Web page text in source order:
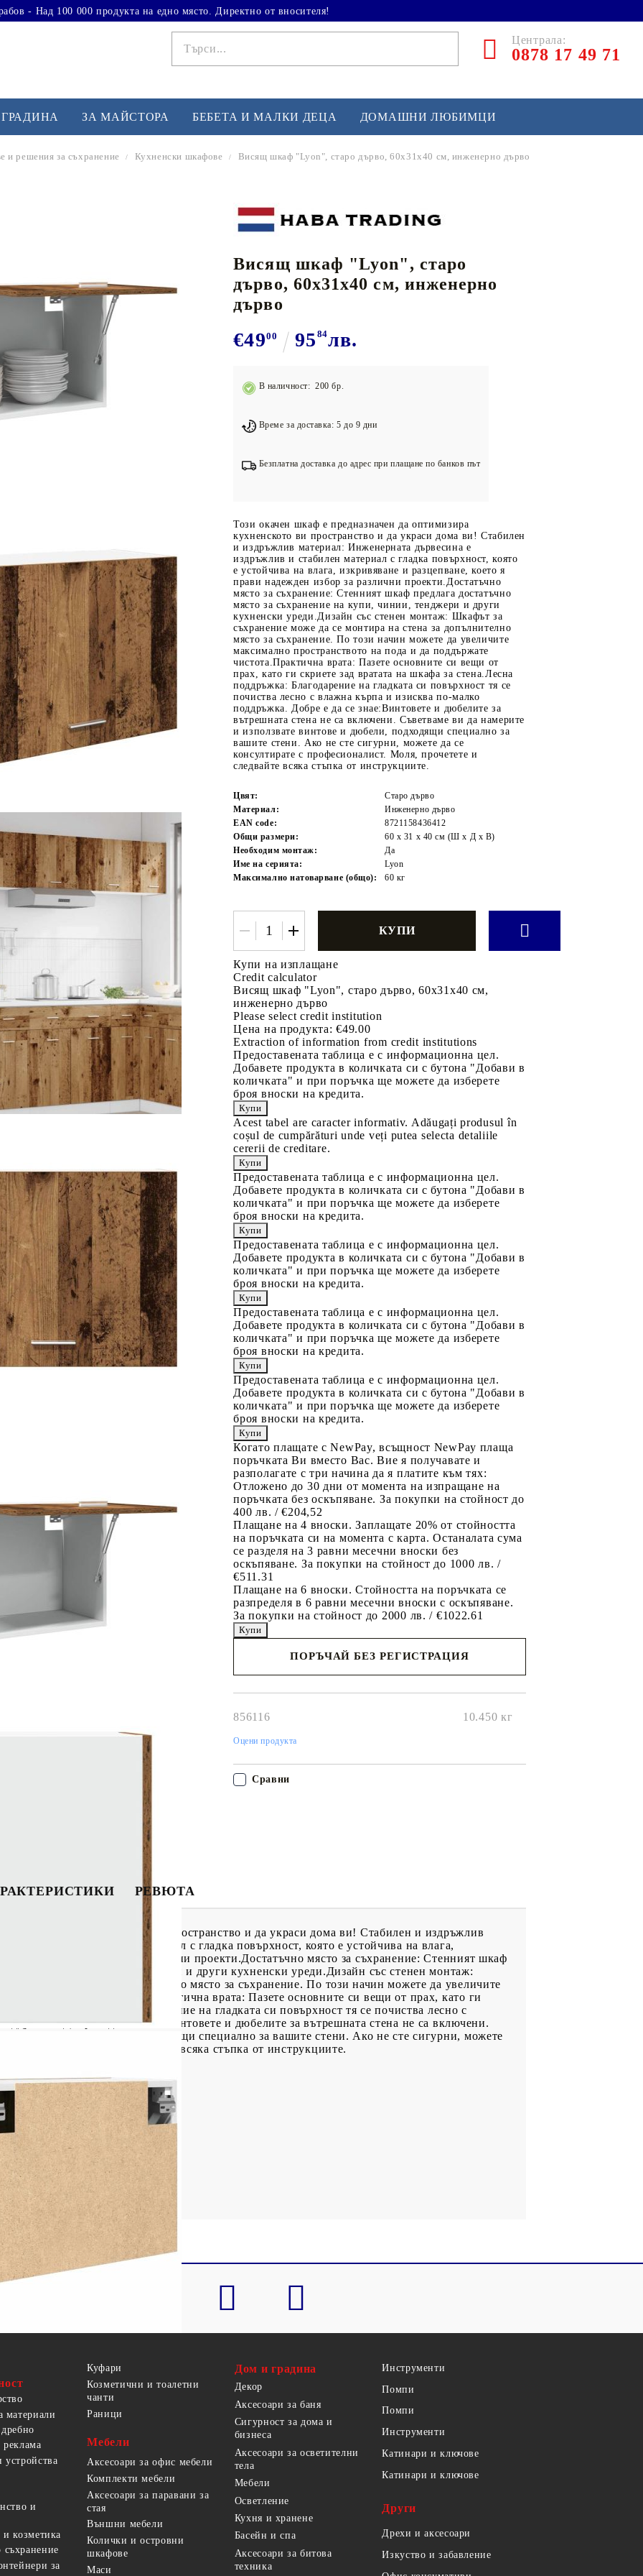
- Над 100 000 продукта на едно място. Директно от вносителя!
Централа:
0878 17 49 71
Лежанки за упражнения
Тренажори за баланс
Подложки за фитнес уреди
Лостове за набиране
Силови кули
Йога и пилатес
Баскетбол
Бейзбол и софтбол
Хокей и лакрос
Волейбол
ЗА МАЙСТОРА БЕБЕТА И МАЛКИ ДЕЦА ДОМАШНИ ЛЮБИМЦИ
и решения за съхранение Кухненски шкафове Висящ шкаф "Lyon", старо дърво, 60x31x40 см, инженерно дърво
Висящ шкаф "Lyon", старо
дърво, 60x31x40 см, инженерно
дърво
€4900 95 84лв.
В наличност: 200 бр.
Време за доставка: 5 до 9 дни
Безплатна доставка до адрес при плащане по банков път
Този окачен шкаф е предназначен да оптимизира
кухненското ви пространство и да украси дома ви! Стабилен
и издръжлив материал: Инженерната дървесина е
издръжлив и стабилен материал с гладка повърхност, която
е устойчива на влага, изкривяване и разцепване, което я
прави надежден избор за различни проекти.Достатъчно
място за съхранение: Стенният шкаф предлага достатъчно
място за съхранение на купи, чинии, тенджери и други
кухненски уреди.Дизайн със стенен монтаж: Шкафът за
съхранение може да се монтира на стена за допълнително
място за съхранение. По този начин можете да увеличите
максимално пространството на пода и да поддържате
чистота.Практична врата: Пазете основните си вещи от
прах, като ги скриете зад вратата на шкафа за стена.Лесна
поддръжка: Благодарение на гладката си повърхност тя се
почиства лесно с влажна кърпа и изисква по-малко
поддръжка. Добре е да се знае:Винтовете и дюбелите за
вътрешната стена не са включени. Съветваме ви да намерите
и използвате винтове и дюбели, подходящи специално за
вашите стени. Ако не сте сигурни, можете да се
консултирате с професионалист. Моля, прочетете и
следвайте всяка стъпка от инструкциите.
Цвят:
Старо дърво
Материал:
Инженерно дърво
EAN code:
8721158436412
Общи размери:
60 x 31 x 40 см (Ш x Д x В)
Необходим монтаж:
Да
Име на серията:
Lyon
Максимално натоварване (общо):
60 кг
Купи на изплащане
Credit calculator
Висящ шкаф "Lyon", старо дърво, 60x31x40 см,
инженерно дърво
Please select credit institution
Цена на продукта: €49.00
Extraction of information from credit institutions
Предоставената таблица е с информационна цел.
Добавете продукта в количката си с бутона "Добави в
количката" и при поръчка ще можете да изберете
броя вноски на кредита.
Acest tabel are caracter informativ. Adăugați produsul în
coșul de cumpărături unde veți putea selecta detaliile
cererii de creditare.
Предоставената таблица е с информационна цел.
Добавете продукта в количката си с бутона "Добави в
количката" и при поръчка ще можете да изберете
броя вноски на кредита.
Предоставената таблица е с информационна цел.
Добавете продукта в количката си с бутона "Добави в
количката" и при поръчка ще можете да изберете
броя вноски на кредита.
Предоставената таблица е с информационна цел.
Добавете продукта в количката си с бутона "Добави в
количката" и при поръчка ще можете да изберете
броя вноски на кредита.
Предоставената таблица е с информационна цел.
Добавете продукта в количката си с бутона "Добави в
количката" и при поръчка ще можете да изберете
броя вноски на кредита.
Когато плащате с NewPay, всъщност NewPay плаща
поръчката Ви вместо Вас. Вие я получавате и
разполагате с три начина да я платите към тях:
Отложено до 30 дни от момента на изпращане на
поръчката без оскъпяване. За покупки на стойност до
400 лв. / €204,52
Плащане на 4 вноски. Заплащате 20% от стойността
на поръчката си на момента с карта. Останалата сума
се разделя на 3 равни месечни вноски без
оскъпяване. За покупки на стойност до 1000 лв. /
€511.31
Плащане на 6 вноски. Стойността на поръчката се
разпределя в 6 равни месечни вноски с оскъпяване.
За покупки на стойност до 2000 лв. / €1022.61
ПОРЪЧАЙ БЕЗ РЕГИСТРАЦИЯ
856116 10.450 кг
Оцени продукта
Сравни
РЕВЮТА
оптимизира кухненското ви пространство и да украси дома ви! Стабилен и издръжлив
издръжлив и стабилен материал с гладка повърхност, която е устойчива на влага,
прави надежден избор за различни проекти.Достатъчно място за съхранение: Стенният шкаф
на купи, чинии, тенджери и други кухненски уреди.Дизайн със стенен монтаж:
на стена за допълнително място за съхранение. По този начин можете да увеличите
и да поддържате чистота.Практична врата: Пазете основните си вещи от прах, като ги
поддръжка: Благодарение на гладката си повърхност тя се почиства лесно с
Добре е да се знае:Винтовете и дюбелите за вътрешната стена не са включени.
винтове и дюбели, подходящи специално за вашите стени. Ако не сте сигурни, можете
Моля, прочетете и следвайте всяка стъпка от инструкциите.
(Ш x Д x В)
60 кг
материали
и
козметика
за
Куфари
Козметични и тоалетни
чанти
Раници
Мебели
Аксесоари за офис мебели
Комплекти мебели
Аксесоари за паравани за
стая
Външни мебели
Колички и островни
шкафове
Маси
Дом и градина
Декор
Аксесоари за баня
Сигурност за дома и
бизнеса
Аксесоари за осветителни
тела
Мебели
Осветление
Кухня и хранене
Басейн и спа
Аксесоари за битова
техника
Инструменти
Помпи
Помпи
Инструменти
Катинари и ключове
Катинари и ключове
Други
Дрехи и аксесоари
Изкуство и забавление